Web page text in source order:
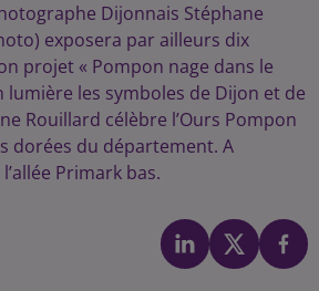
Dijonnais Stéphane
exposera par ailleurs dix
projet « Pompon nage dans le
lumière les symboles de Dijon et de
Rouillard célèbre l’Ours Pompon
dorées du département. A
Primark bas.